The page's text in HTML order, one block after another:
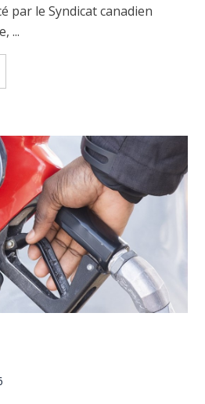
par le Syndicat canadien
...